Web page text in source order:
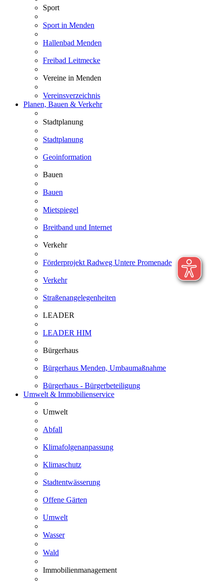
Sport
Sport in Menden
Hallenbad Menden
Freibad Leitmecke
Vereine in Menden
Vereinsverzeichnis
Planen, Bauen & Verkehr
Stadtplanung
Stadtplanung
Geoinformation
Bauen
Bauen
Mietspiegel
Breitband und Internet
Verkehr
Förderprojekt Radweg Untere Promenade
Verkehr
Straßenangelegenheiten
LEADER
LEADER HIM
Bürgerhaus
Bürgerhaus Menden, Umbaumaßnahme
Bürgerhaus - Bürgerbeteiligung
Umwelt & Immobilienservice
Umwelt
Abfall
Klimafolgenanpassung
Klimaschutz
Stadtentwässerung
Offene Gärten
Umwelt
Wasser
Wald
Immobilienmanagement